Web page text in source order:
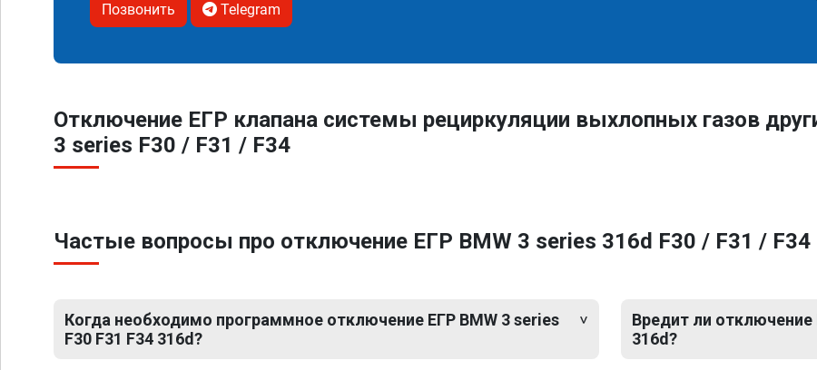
Позвонить Telegram
Отключение ЕГР клапана системы рециркуляции выхлопных газов
3 series F30 / F31 / F34
Частые вопросы про отключение ЕГР BMW 3 series 316d F30 / F31 /
Когда необходимо программное отключение ЕГР BMW 3 series
F30 F31 F34 316d?
Вредит ли отключение
316d?